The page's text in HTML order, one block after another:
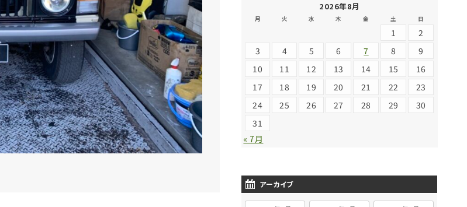
2026年8月
月 火 水 木 金 土 日
1
2
3
4 5 6 7 8
9
10
11 12 13 14 15
16
17
18 19 20 21 22
23
24
25 26 27 28 29
30
31
« 7月
アーカイブ